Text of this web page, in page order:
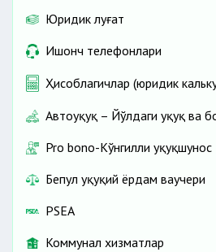
Юридик луғат
Ишонч телефонлари
Ҳисоблагичлар (юридик
Автоҳуқуқ – Йўлдаги ҳуқуқ ва
Pro bono-Кўнгилли ҳуқуқшунос
Бепул ҳуқуқий ёрдам ваучери
PSEA
Коммунал хизматлар